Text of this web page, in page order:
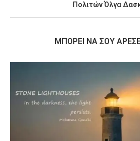
Πολιτών Όλγα
MΠΟΡΕΊ ΝΑ ΣΟΥ